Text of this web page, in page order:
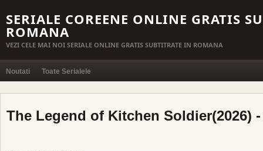
SERIALE COREENE ONLINE GRATIS
ROMANA
VEZI CELE MAI NOI SERIALE ONLINE GRATIS SUBTITRATE IN ROMANA
Noutati Toate Serialele
The Legend of Kitchen Soldier(2026)